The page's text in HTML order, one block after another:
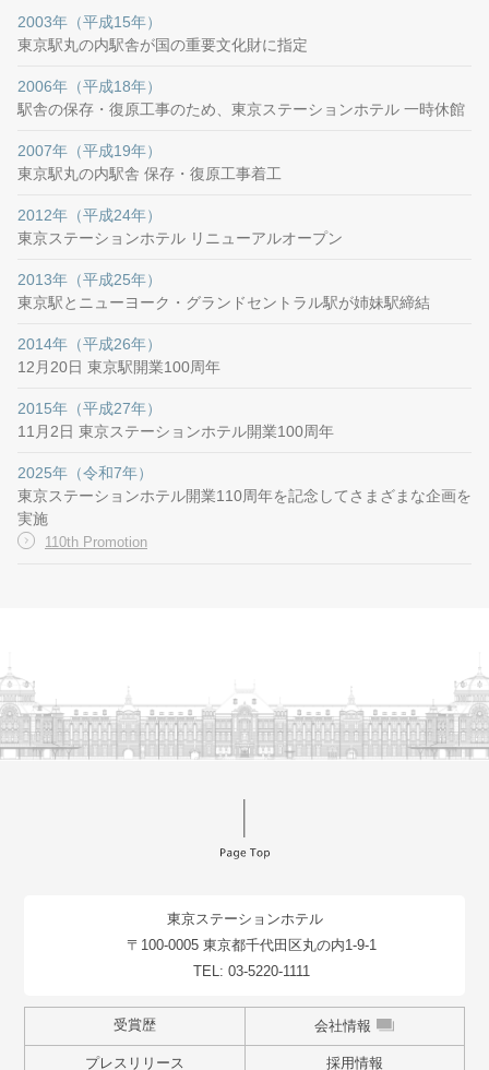
2003年（平成15年）
東京駅丸の内駅舎が国の重要文化財に指定
2006年（平成18年）
駅舎の保存・復原工事のため、東京ステーションホテル 一時休館
2007年（平成19年）
東京駅丸の内駅舎 保存・復原工事着工
2012年（平成24年）
東京ステーションホテル リニューアルオープン
2013年（平成25年）
東京駅とニューヨーク・グランドセントラル駅が姉妹駅締結
2014年（平成26年）
12月20日 東京駅開業100周年
2015年（平成27年）
11月2日 東京ステーションホテル開業100周年
2025年（令和7年）
東京ステーションホテル開業110周年を記念してさまざまな企画を
実施
110th Promotion
東京ステーションホテル
〒100-0005 東京都千代田区丸の内1-9-1
TEL: 03-5220-1111
受賞歴 会社情報
プレスリリース 採用情報